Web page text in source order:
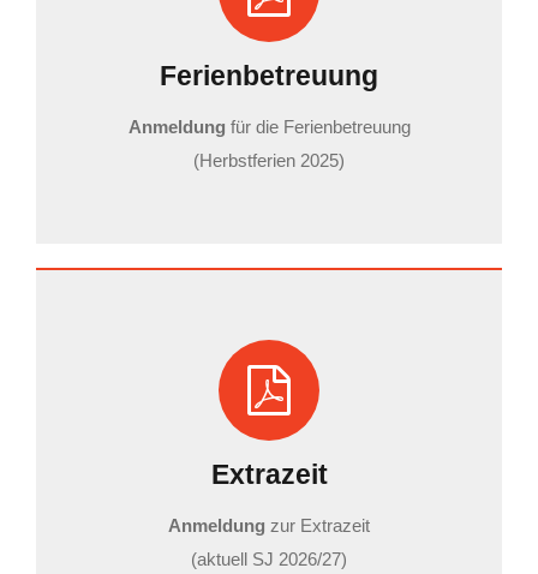
Ferienbetreuung
Anmeldung für die Ferienbetreuung
(Herbstferien 2025)
Extrazeit
Anmeldung zur Extrazeit
(aktuell SJ 2026/27)